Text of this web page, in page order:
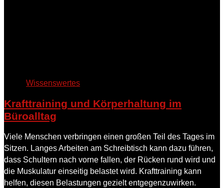
Wissenswertes
Krafttraining und Körperhaltung im
Büroalltag
Viele Menschen verbringen einen großen Teil des Tages im
Sitzen. Langes Arbeiten am Schreibtisch kann dazu führen,
dass Schultern nach vorne fallen, der Rücken rund wird und
die Muskulatur einseitig belastet wird. Krafttraining kann
helfen, diesen Belastungen gezielt entgegenzuwirken.